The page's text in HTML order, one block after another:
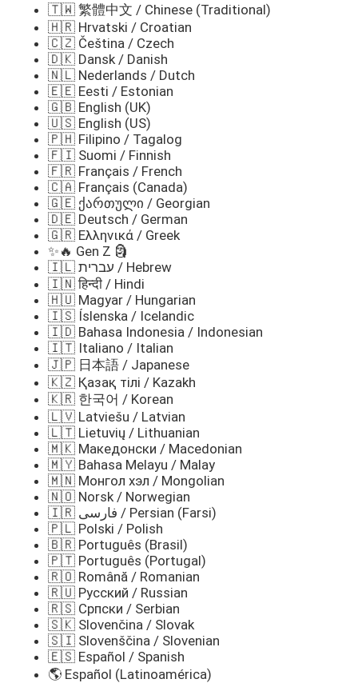
🇹🇼 繁體中文 / Chinese (Traditional)
🇭🇷 Hrvatski / Croatian
🇨🇿 Čeština / Czech
🇩🇰 Dansk / Danish
🇳🇱 Nederlands / Dutch
🇪🇪 Eesti / Estonian
🇬🇧 English (UK)
🇺🇸 English (US)
🇵🇭 Filipino / Tagalog
🇫🇮 Suomi / Finnish
🇫🇷 Français / French
🇨🇦 Français (Canada)
🇬🇪 ქართული / Georgian
🇩🇪 Deutsch / German
🇬🇷 Ελληνικά / Greek
✨🔥 Gen Z 🗿
🇮🇱 עברית / Hebrew
🇮🇳 हिन्दी / Hindi
🇭🇺 Magyar / Hungarian
🇮🇸 Íslenska / Icelandic
🇮🇩 Bahasa Indonesia / Indonesian
🇮🇹 Italiano / Italian
🇯🇵 日本語 / Japanese
🇰🇿 Қазақ тілі / Kazakh
🇰🇷 한국어 / Korean
🇱🇻 Latviešu / Latvian
🇱🇹 Lietuvių / Lithuanian
🇲🇰 Македонски / Macedonian
🇲🇾 Bahasa Melayu / Malay
🇲🇳 Монгол хэл / Mongolian
🇳🇴 Norsk / Norwegian
🇮🇷 فارسی / Persian (Farsi)
🇵🇱 Polski / Polish
🇧🇷 Português (Brasil)
🇵🇹 Português (Portugal)
🇷🇴 Română / Romanian
🇷🇺 Русский / Russian
🇷🇸 Српски / Serbian
🇸🇰 Slovenčina / Slovak
🇸🇮 Slovenščina / Slovenian
🇪🇸 Español / Spanish
🌎 Español (Latinoamérica)